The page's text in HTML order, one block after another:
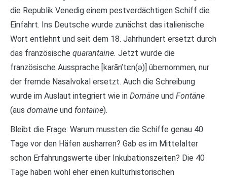
die Republik Venedig einem pestverdächtigen Schiff die
Einfahrt. Ins Deutsche wurde zunächst das italienische
Wort entlehnt und seit dem 18. Jahrhundert ersetzt durch
das französische quarantaine. Jetzt wurde die
französische Aussprache [karãn’tεn(ǝ)] übernommen, nur
der fremde Nasalvokal ersetzt. Auch die Schreibung
wurde im Auslaut integriert wie in Domäne und Fontäne
(aus domaine und fontaine).
Bleibt die Frage: Warum mussten die Schiffe genau 40
Tage vor den Häfen ausharren? Gab es im Mittelalter
schon Erfahrungswerte über Inkubationszeiten? Die 40
Tage haben wohl eher einen kulturhistorischen